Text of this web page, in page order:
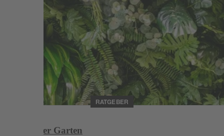
RATGEBER
Vertikaler Garten